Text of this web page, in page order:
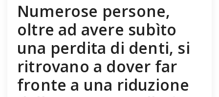
Numerose persone,
oltre ad avere subìto
una perdita di denti, si
ritrovano a dover far
fronte a una riduzione